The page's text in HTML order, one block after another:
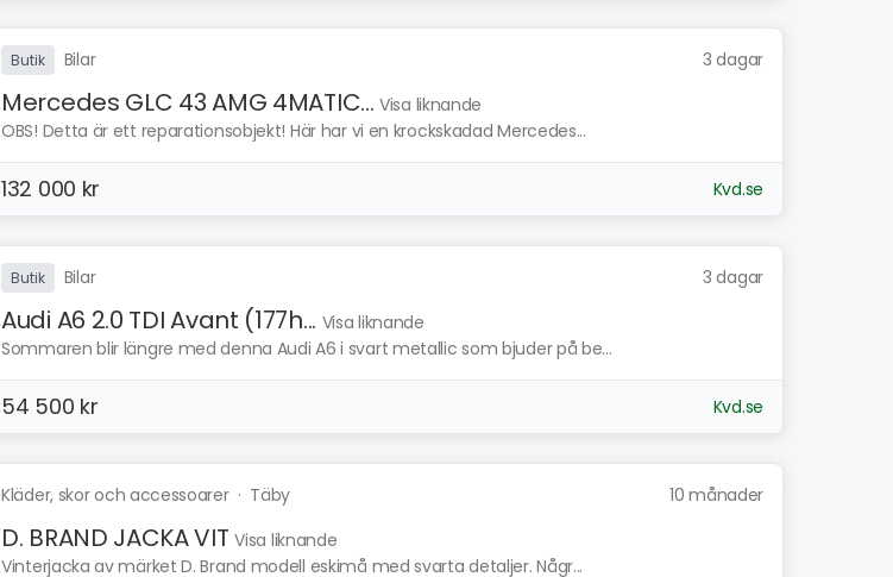
Butik Bilar 3 dagar
Mercedes GLC 43 AMG 4MATIC... Visa liknande
OBS! Detta är ett reparationsobjekt! Här har vi en krockskadad Mercedes...
132 000 kr Kvd.se
Butik Bilar 3 dagar
Audi A6 2.0 TDI Avant (177h... Visa liknande
Sommaren blir längre med denna Audi A6 i svart metallic som bjuder på be...
54 500 kr Kvd.se
Kläder, skor och accessoarer· Täby 10 månader
D. BRAND JACKA VIT Visa liknande
Vinterjacka av märket D. Brand modell eskimå med svarta detaljer. Någr...